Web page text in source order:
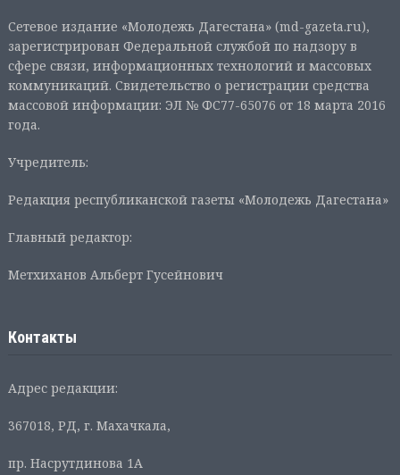
Сетевое издание «Молодежь Дагестана» (md-gazeta.ru),
зарегистрирован Федеральной службой по надзору в
сфере связи, информационных технологий и массовых
коммуникаций. Свидетельство о регистрации средства
массовой информации: ЭЛ № ФС77-65076 от 18 марта 2016
года.
Учредитель:
Редакция республиканской газеты «Молодежь Дагестана»
Главный редактор:
Метхиханов Альберт Гусейнович
Контакты
Адрес редакции:
367018, РД, г. Махачкала,
пр. Насрутдинова 1А